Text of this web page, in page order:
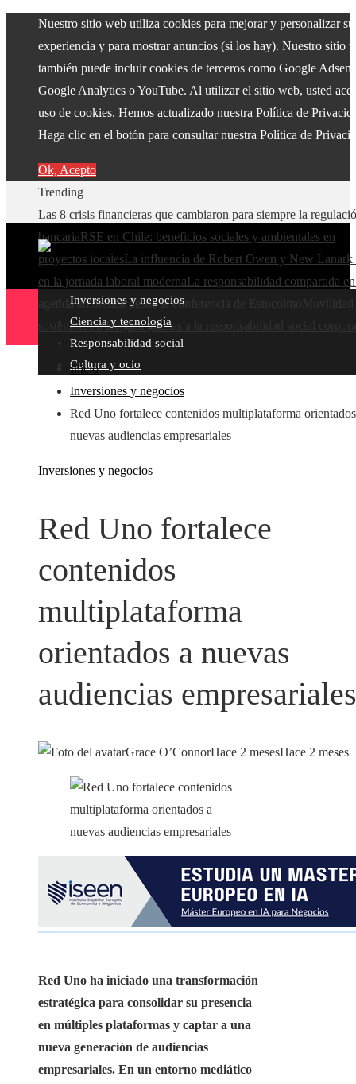
Nuestro sitio web utiliza cookies para mejorar y personalizar su
experiencia y para mostrar anuncios (si los hay). Nuestro sitio
también puede incluir cookies de terceros como Google
Google Analytics o YouTube. Al utilizar el sitio web, usted
uso de cookies. Hemos actualizado nuestra Política de
Haga clic en el botón para consultar nuestra Política de
Ok, Acepto
Trending
Las 8 crisis financieras que cambiaron para siempre la
bancariaRSE en Chile: beneficios sociales y ambientales en
proyectos localesLa influencia de Robert Owen y New
en la jornada laboral modernaLa responsabilidad compartida
agenda ambiental desde la conferencia de Estocolmo
sostenible en Bélgica gracias a la responsabilidad social
Inversiones y negocios
Ciencia y tecnología
Responsabilidad social
Cultura y ocio
Inicio
Inversiones y negocios
Red Uno fortalece contenidos multiplataforma
nuevas audiencias empresariales
Inversiones y negocios
Red Uno fortalece
contenidos
multiplataforma
orientados a nuevas
audiencias empresariales
Grace O’ConnorHace 2 mesesHace 2 meses
Red Uno ha iniciado una transformación
estratégica para consolidar su presencia
en múltiples plataformas y captar a una
nueva generación de audiencias
empresariales. En un entorno mediático